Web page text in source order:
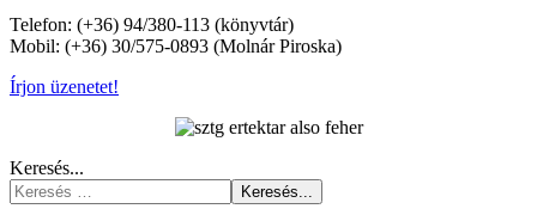
Telefon: (+36) 94/380-113 (könyvtár)
Mobil: (+36) 30/575-0893 (Molnár Piroska)
Írjon üzenetet!
Keresés...
Keresés...